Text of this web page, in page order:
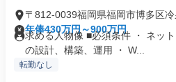
〒812-0039福岡県福岡市博多区
年俸430万円～900万円
求める人物像 ■必須条件 ・ ネッ
の設計、構築、運用 ・ W...
転勤なし